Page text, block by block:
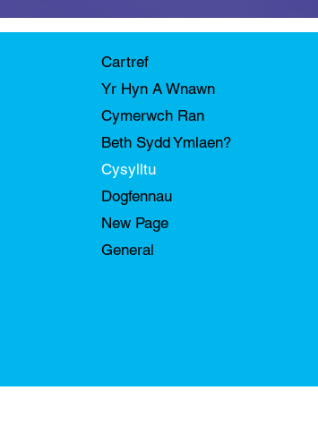
Cartref
Yr Hyn A Wnawn
Cymerwch Ran
Beth Sydd Ymlaen?
Cysylltu
Dogfennau
New Page
General